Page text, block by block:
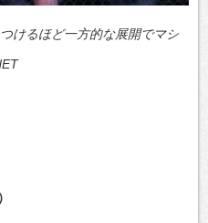
けるほど一方的な展開でマシ